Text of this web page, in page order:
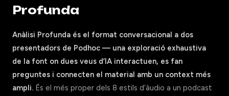
Profunda
Anàlisi Profunda és el format conversacional a dos
presentadors de Podhoc — una exploració exhaustiva
de la font on dues veus d’IA interactuen, es fan
preguntes i connecten el material amb un context més
ampli. És el més proper dels 8 estils d’àudio a un podcast